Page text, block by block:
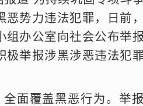
恶势力违法犯罪，日前
组办公室向社会公布举
极举报涉黑涉恶违法犯
面覆盖黑恶行为。举